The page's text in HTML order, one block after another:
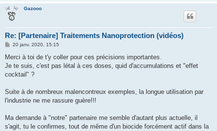
Gazooo
Re: [Partenaire] Traitements Nanoprotection (vidéos)
M
s
a
g
20 janv. 2020, 15:15
Merci à toi de t'y coller pour ces précisions importantes.
Je te suis, c'est pas létal à ces doses, quid d'accumulations et "effet
cocktail" ?
Suite à de nombreux malencontreux exemples, la longue utilisation par
l'industrie ne me rassure guère!!!
Ma demande à "notre" partenaire me semble d'autant plus actuelle, il
s'agit, tu le confirmes, tout de même d'un biocide forcément actif dans la